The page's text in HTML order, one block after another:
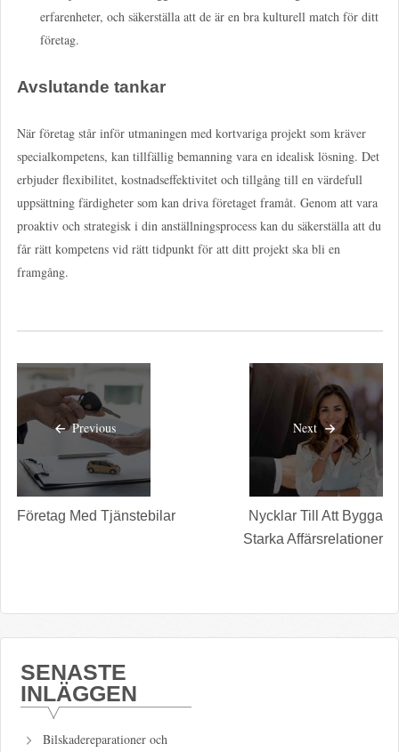
erfarenheter, och säkerställa att de är en bra kulturell match för ditt
företag.
Avslutande tankar
När företag står inför utmaningen med kortvariga projekt som kräver
specialkompetens, kan tillfällig bemanning vara en idealisk lösning. Det
erbjuder flexibilitet, kostnadseffektivitet och tillgång till en värdefull
uppsättning färdigheter som kan driva företaget framåt. Genom att vara
proaktiv och strategisk i din anställningsprocess kan du säkerställa att du
får rätt kompetens vid rätt tidpunkt för att ditt projekt ska bli en
framgång.
Previous
Företag Med Tjänstebilar
Next
Nycklar Till Att Bygga
Starka Affärsrelationer
SENASTE
INLÄGGEN
Bilskadereparationer och